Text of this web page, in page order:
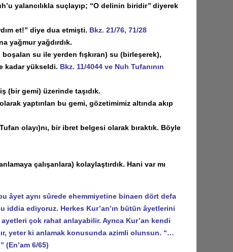
yalancılıkla suçlayıp; ‘‘O delinin biridir’’ diyerek
et!” diye dua etmişti. Bkz. 21/76, 71/28
yağmur yağdırdık.
su ile yerden fışkıran) su (birleşerek),
kadar yükseldi. Bkz. 11/4044 ve Nuh Tufanının
gemi) üzerinde taşıdık.
yaptırılan bu gemi, gözetimimiz altında akıp
olayı)nı, bir ibret belgesi olarak bıraktık. Böyle
çalışanlara) kolaylaştırdık. Hani var mı
âyet aynı sûrede ehemmiyetine binaen dört defa
iddia ediyoruz. Herkes Kur’an’ın bütün âyetlerini
çok rahat anlayabilir. Ayrıca Kur’an kendi
yeter ki anlamak konusunda azimli olunsun. “…
(En’am 6/65)